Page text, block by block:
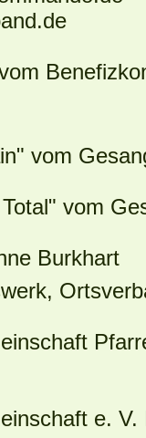
vom
vom
Burkhart
e. V.